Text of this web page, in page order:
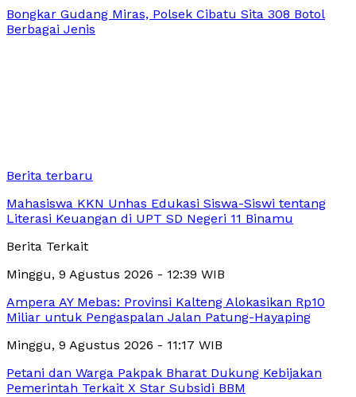
Bongkar Gudang Miras, Polsek Cibatu Sita 308 Botol
Berbagai Jenis
Berita terbaru
Mahasiswa KKN Unhas Edukasi Siswa-Siswi tentang
Literasi Keuangan di UPT SD Negeri 11 Binamu
Berita Terkait
Minggu, 9 Agustus 2026 - 12:39 WIB
Ampera AY Mebas: Provinsi Kalteng Alokasikan Rp10
Miliar untuk Pengaspalan Jalan Patung-Hayaping
Minggu, 9 Agustus 2026 - 11:17 WIB
Petani dan Warga Pakpak Bharat Dukung Kebijakan
Pemerintah Terkait X Star Subsidi BBM